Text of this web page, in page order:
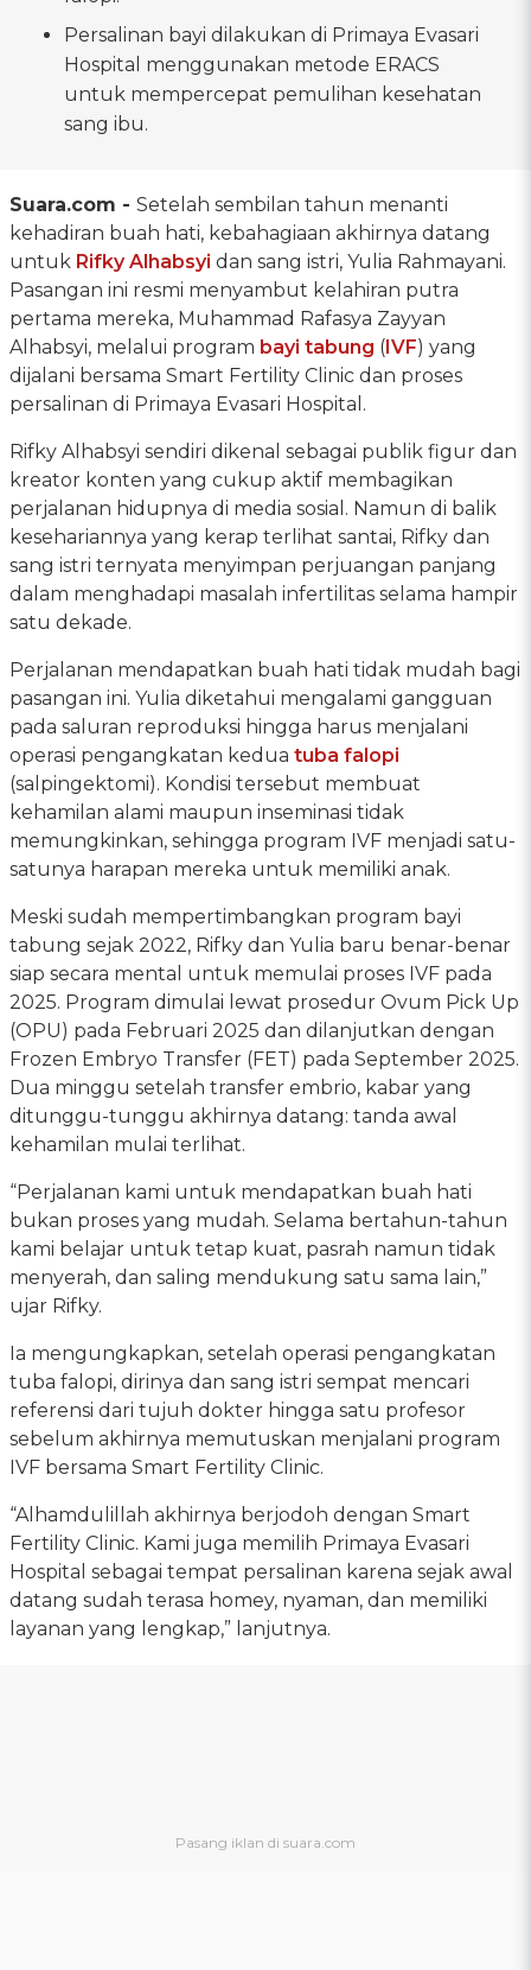
Persalinan bayi dilakukan di Primaya Evasari
Hospital menggunakan metode ERACS
untuk mempercepat pemulihan kesehatan
sang ibu.
Suara.com - Setelah sembilan tahun menanti
kehadiran buah hati, kebahagiaan akhirnya datang
untuk Rifky Alhabsyi dan sang istri, Yulia Rahmayani.
Pasangan ini resmi menyambut kelahiran putra
pertama mereka, Muhammad Rafasya Zayyan
Alhabsyi, melalui program bayi tabung (IVF) yang
dijalani bersama Smart Fertility Clinic dan proses
persalinan di Primaya Evasari Hospital.
Rifky Alhabsyi sendiri dikenal sebagai publik figur dan
kreator konten yang cukup aktif membagikan
perjalanan hidupnya di media sosial. Namun di balik
kesehariannya yang kerap terlihat santai, Rifky dan
sang istri ternyata menyimpan perjuangan panjang
dalam menghadapi masalah infertilitas selama hampir
satu dekade.
Perjalanan mendapatkan buah hati tidak mudah bagi
pasangan ini. Yulia diketahui mengalami gangguan
pada saluran reproduksi hingga harus menjalani
operasi pengangkatan kedua tuba falopi
(salpingektomi). Kondisi tersebut membuat
kehamilan alami maupun inseminasi tidak
memungkinkan, sehingga program IVF menjadi satu-
satunya harapan mereka untuk memiliki anak.
Meski sudah mempertimbangkan program bayi
tabung sejak 2022, Rifky dan Yulia baru benar-benar
siap secara mental untuk memulai proses IVF pada
2025. Program dimulai lewat prosedur Ovum Pick Up
(OPU) pada Februari 2025 dan dilanjutkan dengan
Frozen Embryo Transfer (FET) pada September 2025.
Dua minggu setelah transfer embrio, kabar yang
ditunggu-tunggu akhirnya datang: tanda awal
kehamilan mulai terlihat.
“Perjalanan kami untuk mendapatkan buah hati
bukan proses yang mudah. Selama bertahun-tahun
kami belajar untuk tetap kuat, pasrah namun tidak
menyerah, dan saling mendukung satu sama lain,”
ujar Rifky.
Ia mengungkapkan, setelah operasi pengangkatan
tuba falopi, dirinya dan sang istri sempat mencari
referensi dari tujuh dokter hingga satu profesor
sebelum akhirnya memutuskan menjalani program
IVF bersama Smart Fertility Clinic.
“Alhamdulillah akhirnya berjodoh dengan Smart
Fertility Clinic. Kami juga memilih Primaya Evasari
Hospital sebagai tempat persalinan karena sejak awal
datang sudah terasa homey, nyaman, dan memiliki
layanan yang lengkap,” lanjutnya.